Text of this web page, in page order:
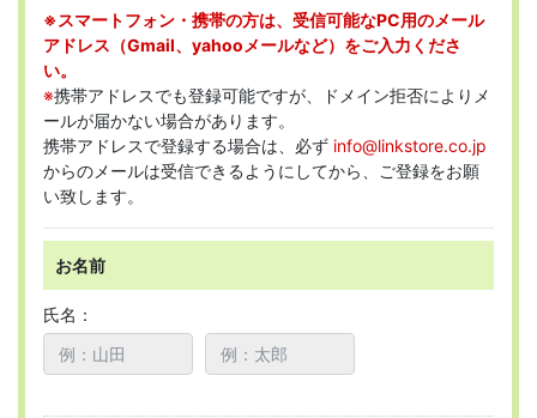
※スマートフォン・携帯の方は、受信可能なPC用のメール
アドレス（Gmail、yahooメールなど）をご入力くださ
い。
※携帯アドレスでも登録可能ですが、ドメイン拒否によりメ
ールが届かない場合があります。
携帯アドレスで登録する場合は、必ず info@linkstore.co.jp
からのメールは受信できるようにしてから、ご登録をお願
い致します。
お名前
氏名：